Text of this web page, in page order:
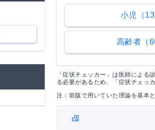
小児（13
高齢者（
「症状チェッカー」は医師によ
る必要があるため、「症状チェッ
注：前版で用いていた理論を基本